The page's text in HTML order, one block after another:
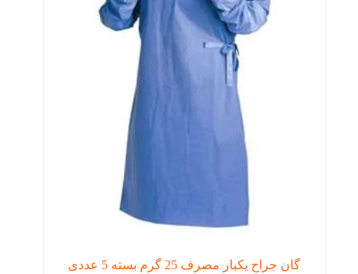
گان جراح یکبار مصرف 25 گرم بسته 5 عددی